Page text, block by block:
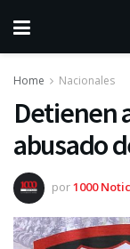
Home Nacionales
Detienen
abusado
por1000